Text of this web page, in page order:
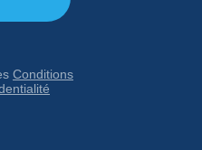
Conditions